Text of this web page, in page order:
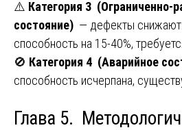
⚠️ Категория 3 (Ограниченно-
состояние) — дефекты
способность на 15-40%,
🚫 Категория 4 (Аварийное
способность исчерпана,
Глава 5.